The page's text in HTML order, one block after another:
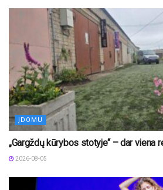
ĮDOMU
„Gargždų kūrybos stotyje“ – dar viena
2026-08-05